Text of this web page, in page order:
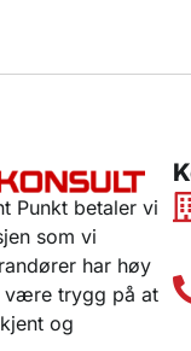
Punkt betaler vi
som vi
har høy
være trygg på at
og